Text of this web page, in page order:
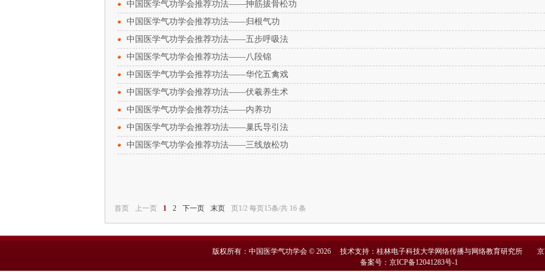
中国医学气功学会推荐功法——抻筋拔骨松功
中国医学气功学会推荐功法——归根气功
中国医学气功学会推荐功法——五步呼吸法
中国医学气功学会推荐功法——八段锦
中国医学气功学会推荐功法——华佗五禽戏
中国医学气功学会推荐功法——伏羲养生术
中国医学气功学会推荐功法——内养功
中国医学气功学会推荐功法——巢氏导引法
中国医学气功学会推荐功法——三线放松功
首页 上一页 1 2 下一页 末页 页1/2 每页15条/共 16 条
版权所有：中国医学气功学会 © 2026 技术支持：桂林电子科技大学网络传播与网络教育研究所
备案号：京ICP备12041283号-1